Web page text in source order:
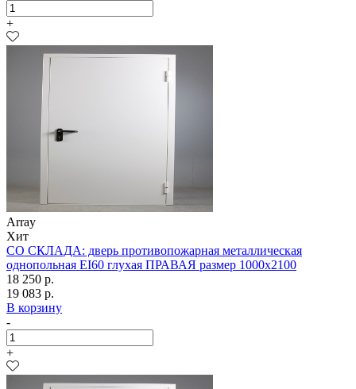
+
Array
Хит
СО СКЛАДА: дверь противопожарная металлическая
однопольная EI60 глухая ПРАВАЯ размер 1000х2100
18 250 р.
19 083 р.
В корзину
-
+